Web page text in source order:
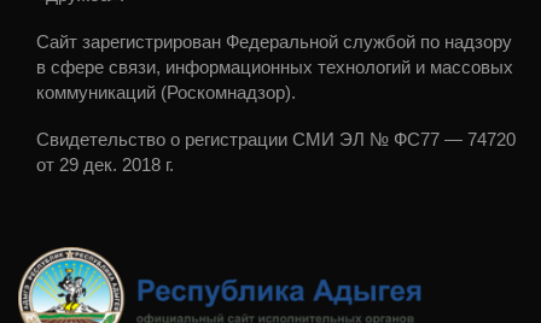
Сайт зарегистрирован Федеральной службой по надзору
в сфере связи, информационных технологий и массовых
коммуникаций (Роскомнадзор).
Свидетельство о регистрации СМИ ЭЛ № ФС77 — 74720
от 29 дек. 2018 г.